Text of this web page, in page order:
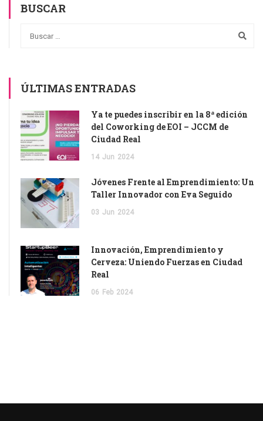
BUSCAR
ÚLTIMAS ENTRADAS
Ya te puedes inscribir en la 8ª edición
del Coworking de EOI – JCCM de
Ciudad Real
14 Jun 2024
Jóvenes Frente al Emprendimiento: Un
Taller Innovador con Eva Seguido
03 Jun 2024
Innovación, Emprendimiento y
Cerveza: Uniendo Fuerzas en Ciudad
Real
06 Feb 2024